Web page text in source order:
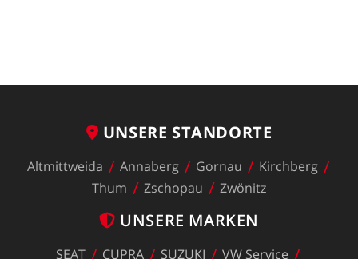
UNSERE STANDORTE
Altmittweida Annaberg Gornau
Kirchberg
Thum
Zschopau Zwönitz
UNSERE MARKEN
SEAT CUPRA SUZUKI VW Service